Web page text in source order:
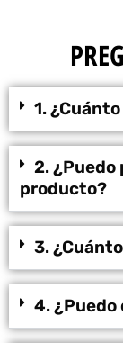
1.
2.
producto?
3.
4.